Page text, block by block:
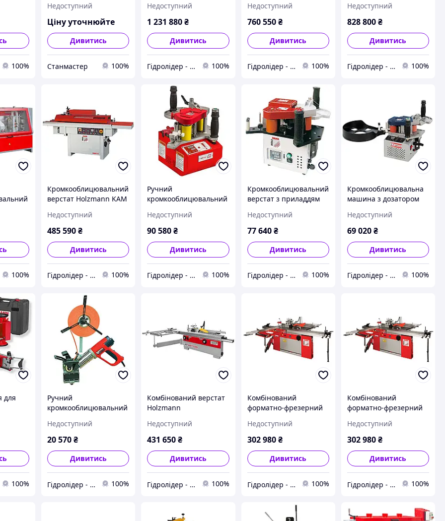
100%
Недоступний
Ціну уточнюйте
Дивитись
Станмастер 100%
215ALL
Недоступний
1 231 880₴
Дивитись
Гідролідер - агротехніка, промислове та будівельне обладнання 100%
KAM35SMART_400V
Недоступний
760 550 ₴
Дивитись
Гідролідер - агротехніка, промислове та будівельне обладнання 100%
Недоступний
828 800₴
Дивитись
Гідролідер - агротехніка, промислове та будівельне обладнання 100%
100%
Кромкооблицювальний
верстат Holzmann KAM
Недоступний
485 590₴
Дивитись
Гідролідер - агротехніка, промислове та будівельне обладнання 100%
Ручний
кромкооблицювальний
65PRO
Недоступний
90 580₴
Дивитись
Гідролідер - агротехніка, промислове та будівельне обладнання 100%
Кромкооблицювальний
верстат з приладдям
Недоступний
77 640 ₴
Дивитись
Гідролідер - агротехніка, промислове та будівельне обладнання 100%
Кромкооблицювальна
машина з дозатором
KAM45PRO_230V
Недоступний
69 020₴
Дивитись
Гідролідер - агротехніка, промислове та будівельне обладнання 100%
для
100%
Ручний
кромкооблицювальний
50M
Недоступний
20 570₴
Дивитись
Гідролідер - агротехніка, промислове та будівельне обладнання 100%
Комбінований верстат
Holzmann
Недоступний
431 650₴
Дивитись
Гідролідер - агротехніка, промислове та будівельне обладнання 100%
Комбінований
форматно-фрезерний
315VF-2600
Недоступний
302 980 ₴
Дивитись
Гідролідер - агротехніка, промислове та будівельне обладнання 100%
Комбінований
форматно-фрезерний
315VF-2600 230 В
Недоступний
302 980₴
Дивитись
Гідролідер - агротехніка, промислове та будівельне обладнання 100%